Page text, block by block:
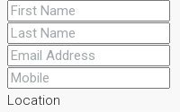
Location